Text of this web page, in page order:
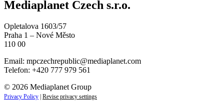
Mediaplanet Czech s.r.o.
Opletalova 1603/57
Praha 1 – Nové Město
110 00
Email: mpczechrepublic@mediaplanet.com
Telefon: +420 777 979 561
© 2026 Mediaplanet Group
Privacy Policy | Revise privacy settings